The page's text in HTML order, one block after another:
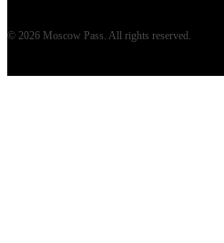
© 2026 Moscow Pass. All rights reserved.